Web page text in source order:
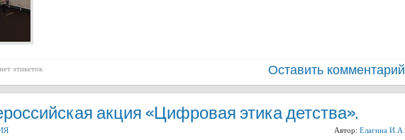
этикеток Оставить комментарий
акция «Цифровая этика детства».
Автор: Елагина И.А.